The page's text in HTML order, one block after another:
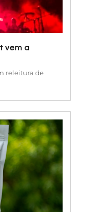
vem a
releitura de